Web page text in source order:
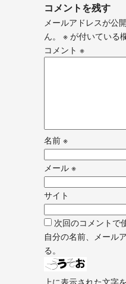
コメントを残す
メールアドレスが公
ん。
※ が付いている
コメント ※
名前 ※
メール ※
サイト
次回のコメントで
自分の名前、メール
る。
上に表示された文字